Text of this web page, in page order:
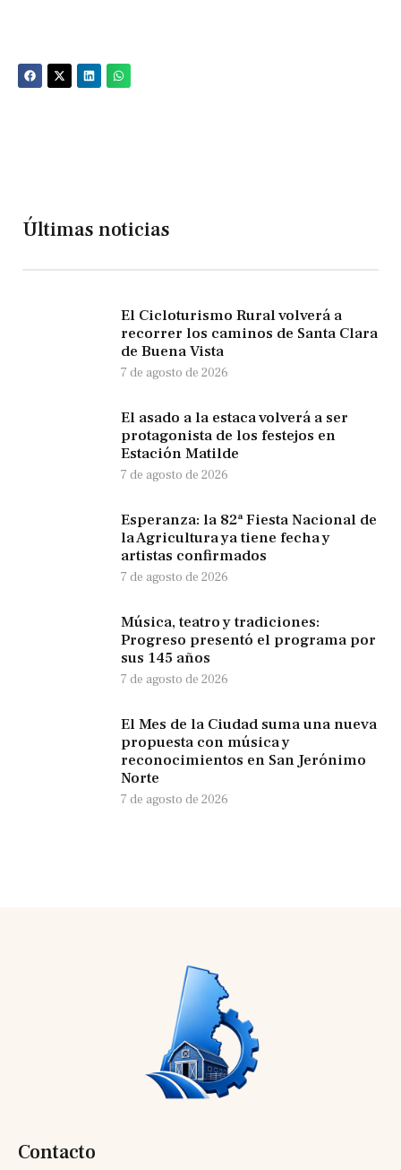
Últimas noticias
El Cicloturismo Rural volverá a
recorrer los caminos de Santa Clara
de Buena Vista
7 de agosto de 2026
El asado a la estaca volverá a ser
protagonista de los festejos en
Estación Matilde
7 de agosto de 2026
Esperanza: la 82ª Fiesta Nacional de
la Agricultura ya tiene fecha y
artistas confirmados
7 de agosto de 2026
Música, teatro y tradiciones:
Progreso presentó el programa por
sus 145 años
7 de agosto de 2026
El Mes de la Ciudad suma una nueva
propuesta con música y
reconocimientos en San Jerónimo
Norte
7 de agosto de 2026
Contacto